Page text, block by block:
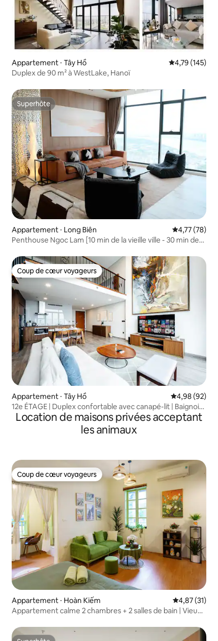
Appartement ⋅ Tây Hồ Évaluation
4,79 (145)
Duplex de 90 m² à WestLake, Hanoï
Superhôte
Superhôte
Appartement ⋅ Long Biên Évaluation
4,77 (78)
Penthouse Ngoc Lam [10 min de la vieille ville - 30 min de
Coup de cœur voyageurs
Coup de cœur voyageurs
Appartement ⋅ Tây Hồ Évaluation
4,98 (92)
12e ÉTAGE | Duplex confortable avec canapé-lit | Baignoire
| Netflix
Location de maisons privées acceptant
les animaux
Coup de cœur voyageurs
Coup de cœur voyageurs
Appartement ⋅ Hoàn Kiếm Évaluation
4,87 (31)
Appartement calme 2 chambres + 2 salles de bain | Vieux